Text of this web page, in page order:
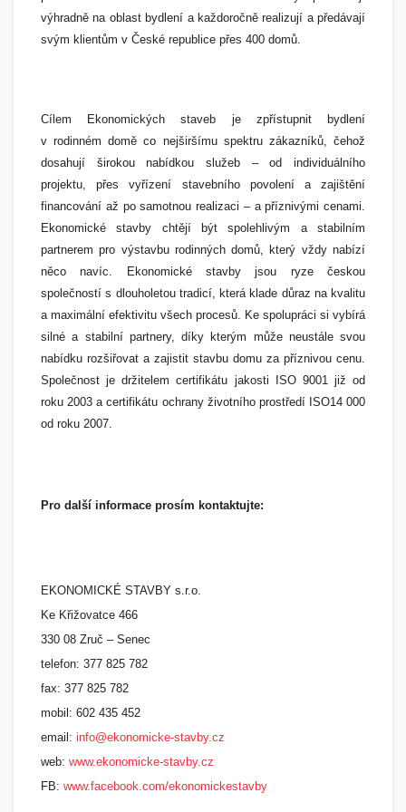
výhradně na oblast bydlení a každoročně realizují a předávají
svým klientům v České republice přes 400 domů.
Cílem Ekonomických staveb je zpřístupnit bydlení
v rodinném domě co nejširšímu spektru zákazníků, čehož
dosahují širokou nabídkou služeb – od individuálního
projektu, přes vyřízení stavebního povolení a zajištění
financování až po samotnou realizaci – a příznivými cenami.
Ekonomické stavby chtějí být spolehlivým a stabilním
partnerem pro výstavbu rodinných domů, který vždy nabízí
něco navíc. Ekonomické stavby jsou ryze českou
společností s dlouholetou tradicí, která klade důraz na kvalitu
a maximální efektivitu všech procesů. Ke spolupráci si vybírá
silné a stabilní partnery, díky kterým může neustále svou
nabídku rozšiřovat a zajistit stavbu domu za příznivou cenu.
Společnost je držitelem certifikátu jakosti ISO 9001 již od
roku 2003 a certifikátu ochrany životního prostředí ISO14 000
od roku 2007.
Pro další informace prosím kontaktujte:
EKONOMICKÉ STAVBY s.r.o.
Ke Křižovatce 466
330 08 Zruč – Senec
telefon: 377 825 782
fax: 377 825 782
mobil: 602 435 452
email: info@ekonomicke-stavby.cz
web: www.ekonomicke-stavby.cz
FB: www.facebook.com/ekonomickestavby